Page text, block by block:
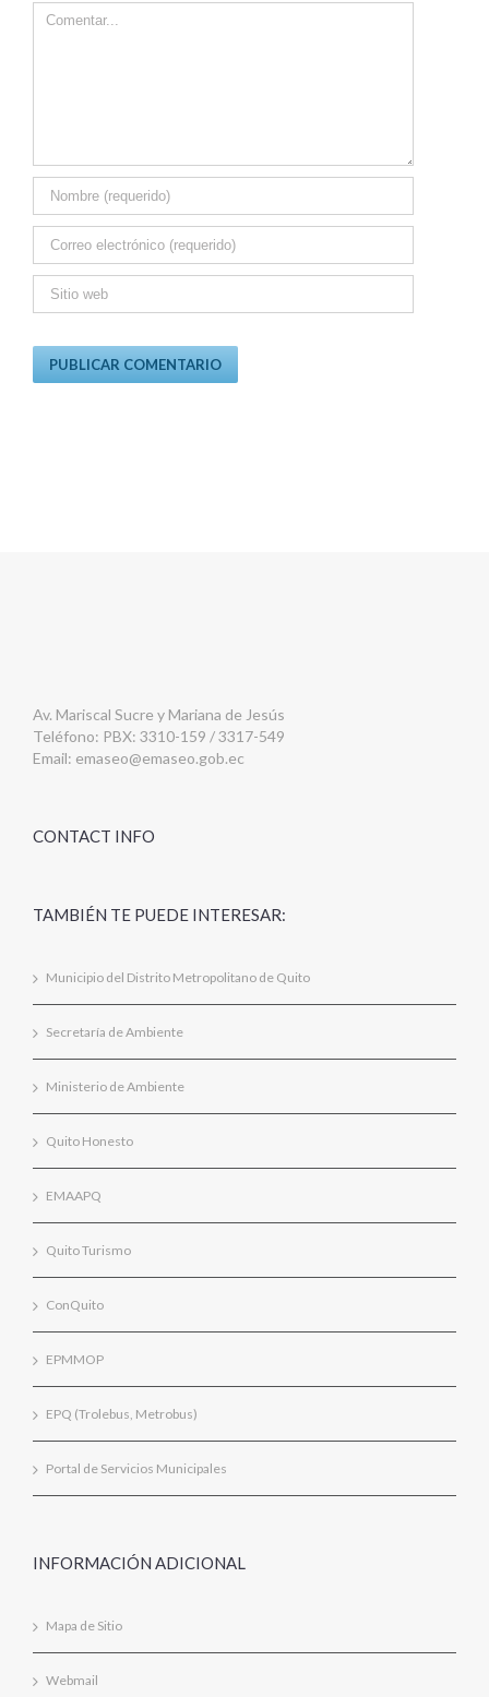
Comment
Av. Mariscal Sucre y Mariana de Jesús
Teléfono: PBX: 3310-159 / 3317-549
Email: emaseo@emaseo.gob.ec
CONTACT INFO
TAMBIÉN TE PUEDE INTERESAR:
Municipio del Distrito Metropolitano de Quito
Secretaría de Ambiente
Ministerio de Ambiente
Quito Honesto
EMAAPQ
Quito Turismo
ConQuito
EPMMOP
EPQ (Trolebus, Metrobus)
Portal de Servicios Municipales
INFORMACIÓN ADICIONAL
Mapa de Sitio
Webmail